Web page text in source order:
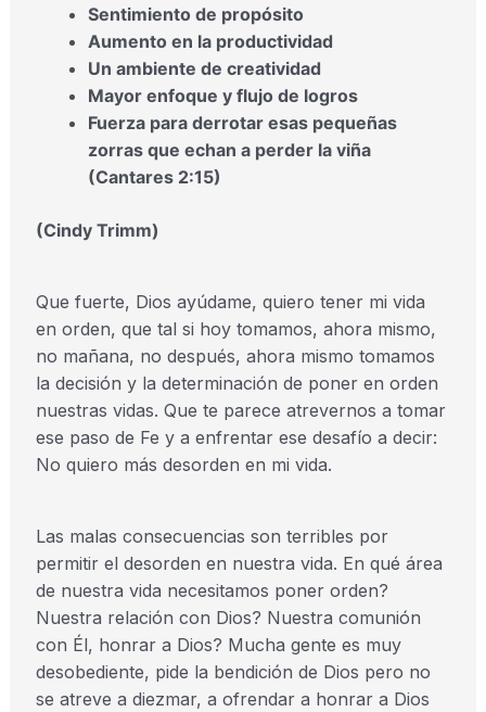
Sentimiento de propósito
Aumento en la productividad
Un ambiente de creatividad
Mayor enfoque y flujo de logros
Fuerza para derrotar esas pequeñas
zorras que echan a perder la viña
(Cantares 2:15)
(Cindy Trimm)
Que fuerte, Dios ayúdame, quiero tener mi vida
en orden, que tal si hoy tomamos, ahora mismo,
no mañana, no después, ahora mismo tomamos
la decisión y la determinación de poner en orden
nuestras vidas. Que te parece atrevernos a tomar
ese paso de Fe y a enfrentar ese desafío a decir:
No quiero más desorden en mi vida.
Las malas consecuencias son terribles por
permitir el desorden en nuestra vida. En qué área
de nuestra vida necesitamos poner orden?
Nuestra relación con Dios? Nuestra comunión
con Él, honrar a Dios? Mucha gente es muy
desobediente, pide la bendición de Dios pero no
se atreve a diezmar, a ofrendar a honrar a Dios